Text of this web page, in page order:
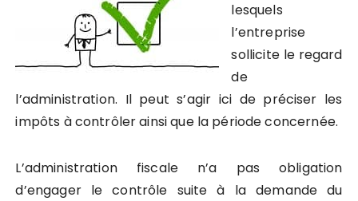
lesquels
l’entreprise
sollicite le regard
de
l’administration. Il peut s’agir ici de préciser les
impôts à contrôler ainsi que la période concernée.
L’administration fiscale n’a pas obligation
d’engager le contrôle suite à la demande du